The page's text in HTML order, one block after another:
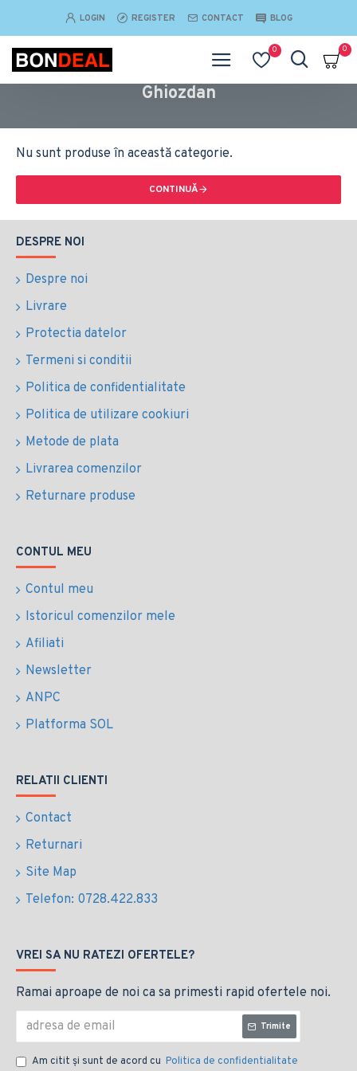
LOGIN REGISTER CONTACT BLOG
0 0
Ghiozdan
Nu sunt produse în această categorie.
CONTINUĂ
DESPRE NOI
Despre noi
Livrare
Protectia datelor
Termeni si conditii
Politica de confidentialitate
Politica de utilizare cookiuri
Metode de plata
Livrarea comenzilor
Returnare produse
CONTUL MEU
Contul meu
Istoricul comenzilor mele
Afiliati
Newsletter
ANPC
Platforma SOL
RELATII CLIENTI
Contact
Returnari
Site Map
Telefon: 0728.422.833
VREI SA NU RATEZI OFERTELE?
Ramai aproape de noi ca sa primesti rapid ofertele noi.
Trimite
Am citit şi sunt de acord cu Politica de confidentialitate